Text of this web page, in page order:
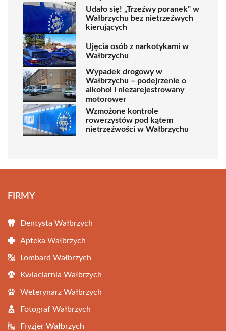
Udało się! „Trzeźwy poranek” w
Wałbrzychu bez nietrzeźwych
kierujących
Ujęcia osób z narkotykami w
Wałbrzychu
Wypadek drogowy w
Wałbrzychu – podejrzenie o
alkohol i niezarejestrowany
motorower
Wzmożone kontrole
rowerzystów pod kątem
nietrzeźwości w Wałbrzychu
FIRMY
Dentysta Wałbrzych
Apteka Wałbrzych
Lombard Wałbrzych
Kwiaciarnia Wałbrzych
Weterynarz Wałbrzych
Fotograf Wałbrzych
Fryzjer Wałbrzych